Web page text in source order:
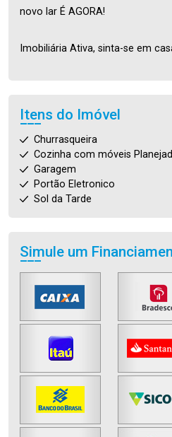
novo lar É AGORA!
Imobiliária Ativa, sinta-se em
Itens do Imóvel
Churrasqueira
Cozinha com móveis
Garagem
Portão Eletronico
Sol da Tarde
Simule um